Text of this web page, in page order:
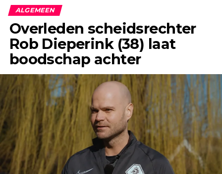
Molenstraat in Borculo een overleden persoon
aangetroffen. Kort daarna bevestigde de politie
dat er onderzoek werd gedaan naar de
omstandigheden van het overlijden.
Ook een forensisch onderzoeksteam kwam ter
plaatse om de situatie zorgvuldig in kaart te
brengen. Dergelijke onderzoeken maken
standaard deel uit van een procedure wanneer de
oorzaak van een overlijden nog niet direct
duidelijk is.
Na afronding van de eerste onderzoeksfase liet de
politie weten dat er geen aanwijzingen zijn
gevonden voor betrokkenheid van andere
ALGEMEEN
Overleden scheidsrechter
Rob Dieperink (38) laat
boodschap achter